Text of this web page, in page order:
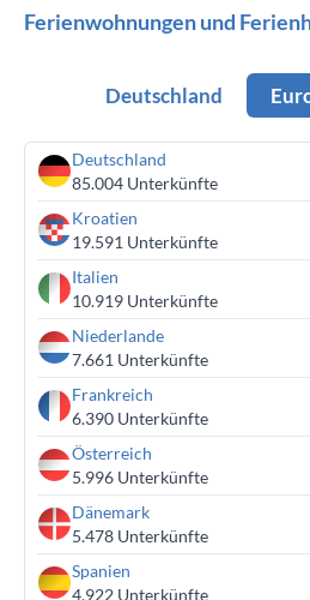
Ferienwohnungen und
Deutschland
Deutschland
85.004 Unterkünfte
Kroatien
19.591 Unterkünfte
Italien
10.919 Unterkünfte
Niederlande
7.661 Unterkünfte
Frankreich
6.390 Unterkünfte
Österreich
5.996 Unterkünfte
Dänemark
5.478 Unterkünfte
Spanien
4.922 Unterkünfte